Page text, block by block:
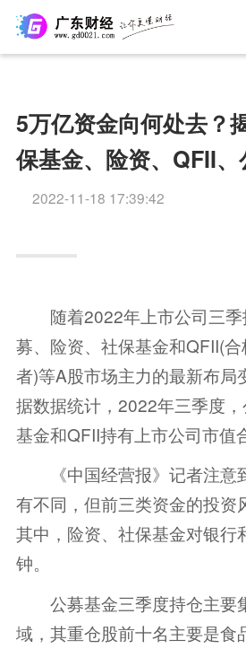
5万亿资金向何处去？
保基金、险资、QFII
2022-11-18 17:39:42
随着2022年上市公司三季
募、险资、社保基金和QFII(
者)等A股市场主力的最新布局
据数据统计，2022年三季度
基金和QFII持有上市公司市值
《中国经营报》记者注意
有不同，但前三类资金的投资
其中，险资、社保基金对银行
钟。
公募基金三季度持仓主要
域，其重仓股前十名主要是食